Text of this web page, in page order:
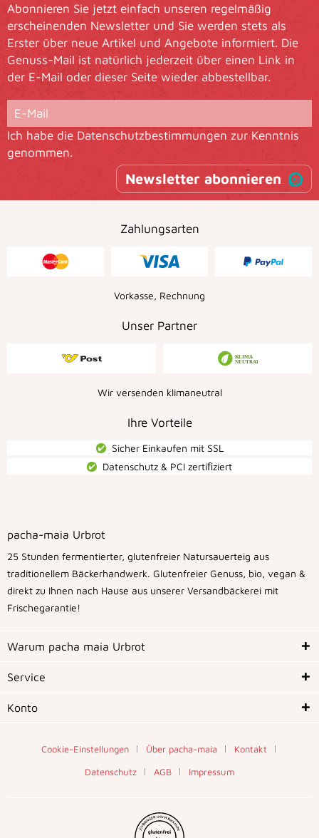
Abonnieren Sie jetzt einfach unseren regelmäßig
erscheinenden Newsletter und Sie werden stets als
Erster über neue Artikel und Angebote informiert. Die
Genuss-Mail ist natürlich jederzeit über einen Link in
der E-Mail oder dieser Seite wieder abbestellbar.
Ich habe die Datenschutzbestimmungen zur Kenntnis
genommen.
Newsletter abonnieren
Zahlungsarten
Vorkasse, Rechnung
Unser Partner
Wir versenden klimaneutral
Ihre Vorteile
Sicher Einkaufen mit SSL
Datenschutz & PCI zertiﬁziert
pacha-maia Urbrot
25 Stunden fermentierter, glutenfreier Natursauerteig aus
traditionellem Bäckerhandwerk. Glutenfreier Genuss, bio, vegan &
direkt zu Ihnen nach Hause aus unserer Versandbäckerei mit
Frischegarantie!
Warum pacha maia Urbrot
Service
Konto
Cookie-Einstellungen Über pacha-maia
Kontakt
Datenschutz
AGB Impressum